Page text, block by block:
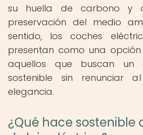
su huella de carbono y
preservación del medio
sentido, los coches
presentan como una
aquellos que buscan un
sostenible sin renunciar
elegancia.
¿Qué hace sostenible